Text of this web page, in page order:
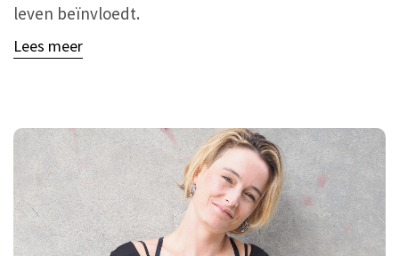
leven beïnvloedt.
Lees meer